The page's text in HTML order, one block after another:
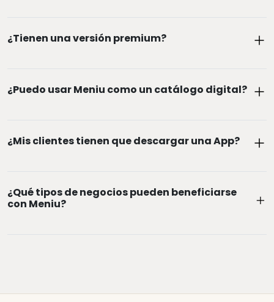
Ver tutorial en
¿Tienen una versión premium?
¿Puedo usar Meniu como un catálogo digital?
¿Mis clientes tienen que descargar una App?
¿Qué tipos de negocios pueden beneficiarse
con Meniu?